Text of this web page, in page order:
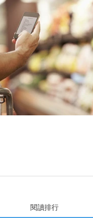
閱讀排行